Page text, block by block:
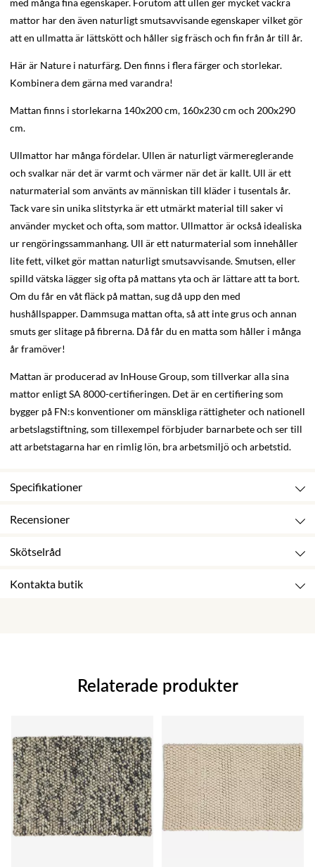
mattor har den även naturligt smutsavvisande egenskaper vilket gör
att en ullmatta är lättskött och håller sig fräsch och fin från år till år.
Här är Nature i naturfärg. Den finns i flera färger och storlekar.
Kombinera dem gärna med varandra!
Mattan finns i storlekarna 140x200 cm, 160x230 cm och 200x290
cm.
Ullmattor har många fördelar. Ullen är naturligt värmereglerande
och svalkar när det är varmt och värmer när det är kallt. Ull är ett
naturmaterial som använts av människan till kläder i tusentals år.
Tack vare sin unika slitstyrka är ett utmärkt material till saker vi
använder mycket och ofta, som mattor. Ullmattor är också idealiska
ur rengöringssammanhang. Ull är ett naturmaterial som innehåller
lite fett, vilket gör mattan naturligt smutsavvisande. Smutsen, eller
spilld vätska lägger sig ofta på mattans yta och är lättare att ta bort.
Om du får en våt fläck på mattan, sug då upp den med
hushållspapper. Dammsuga mattan ofta, så att inte grus och annan
smuts ger slitage på fibrerna. Då får du en matta som håller i många
år framöver!
Mattan är producerad av InHouse Group, som tillverkar alla sina
mattor enligt SA 8000-certifieringen. Det är en certifiering som
bygger på FN:s konventioner om mänskliga rättigheter och nationell
arbetslagstiftning, som tillexempel förbjuder barnarbete och ser till
att arbetstagarna har en rimlig lön, bra arbetsmiljö och arbetstid.
Specifikationer
Recensioner
Skötselråd
Kontakta butik
Relaterade produkter